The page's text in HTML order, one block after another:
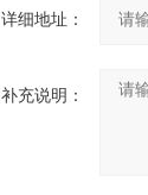
详细地址：
补充说明：